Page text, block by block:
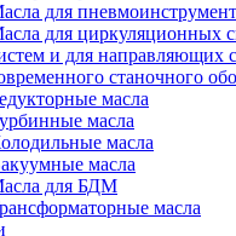
для
для циркуляционных
и для направляющих
станочного
масла
масла
масла
масла
для БДМ
масла